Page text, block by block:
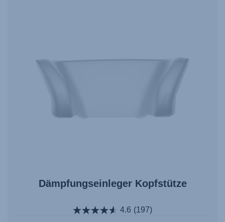
Dämpfungseinleger Kopfstütze
4.6 (197)